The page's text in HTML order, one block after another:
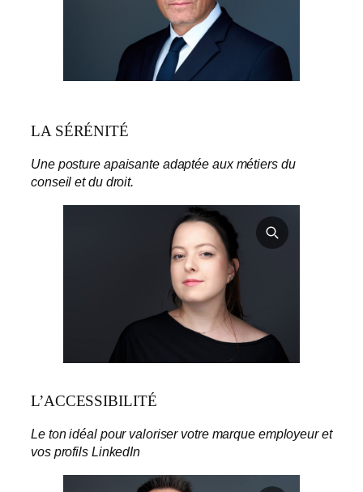
LA SÉRÉNITÉ
Une posture apaisante adaptée aux métiers du
conseil et du droit.
L’ACCESSIBILITÉ
Le ton idéal pour valoriser votre marque employeur et
vos profils LinkedIn